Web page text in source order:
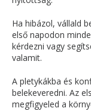
Ha hibázol, vállald
első napodon
kérdezni vagy
valamit.
A pletykákba és
belekeveredni. Az
megfigyeled a